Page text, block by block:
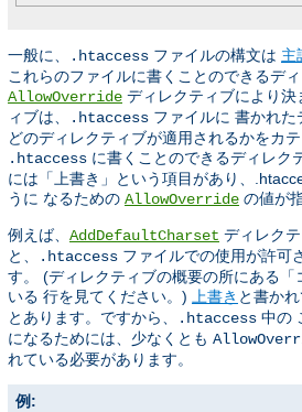
一般に、 .htaccess ファイルの構文は 主
これらのファイルに書くことのできるデ
AllowOverride ディレクティブにより
ィブは、
.htaccess ファイルに 書かれた
どのディレクティブが適用されるかをカ
.htaccess に書くことのできるディレク
には「上書き」という項目があり、
うに なるための AllowOverride の値が
例えば、 AddDefaultCharset ディレク
と、
.htaccess ファイルでの使用が許可
す。 (ディレクティブの概要の所にある「
いる 行を見てください。) 上書き と書か
とあります。ですから、
.htaccess 中の
になるためには、少なくとも
れている必要があります。
例: